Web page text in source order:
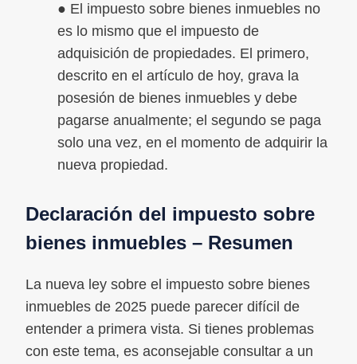
● El impuesto sobre bienes inmuebles no
es lo mismo que el impuesto de
adquisición de propiedades. El primero,
descrito en el artículo de hoy, grava la
posesión de bienes inmuebles y debe
pagarse anualmente; el segundo se paga
solo una vez, en el momento de adquirir la
nueva propiedad.
Declaración del impuesto sobre
bienes inmuebles – Resumen
La nueva ley sobre el impuesto sobre bienes
inmuebles de 2025 puede parecer difícil de
entender a primera vista. Si tienes problemas
con este tema, es aconsejable consultar a un